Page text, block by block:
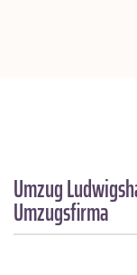
Umzug
Umzugsfirma